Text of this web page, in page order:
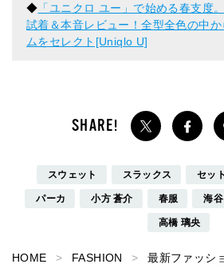
◆ 「ユニクロ ユー」で始める春支度
試着＆本音レビュー！全型全色の中
ムをセレクト[Uniqlo U]
スウェット スラックス セッ
パーカ 小方 蒼介 春服 海
高橋 璃央
HOME FASHION 最新ファッシ